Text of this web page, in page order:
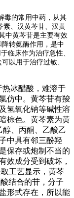
毒的常用中药，从其
素、汉黄芩苷、汉黄
中黄芩苷是主要有效
转氨酶作用，是中
临床作为治疗急性、
以用于治疗过敏、
冰醋酸，难溶于
仿中。黄芩苷有羧
氢氧化钠等碱性溶
棕色。黄芩素为黄
、丙酮、乙酸乙
中具有邻三酚羟
保存或炮制不当的
效成分受到破坏，
工艺显示，黄芩
结合的苷，分子
形式存在，所以能